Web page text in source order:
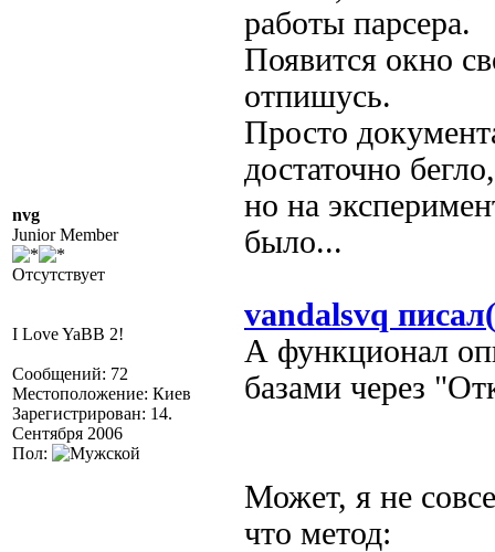
nvg
Junior Member
Отсутствует
I Love YaBB 2!
Сообщений: 72
Местоположение: Киев
Зарегистрирован: 14.
Сентября 2006
Пол:
работы парсера.
Появится окно
отпишусь.
Просто
достаточно
но на
было...
vandalsvq
А функционал
базами через
Может, я не
что метод: